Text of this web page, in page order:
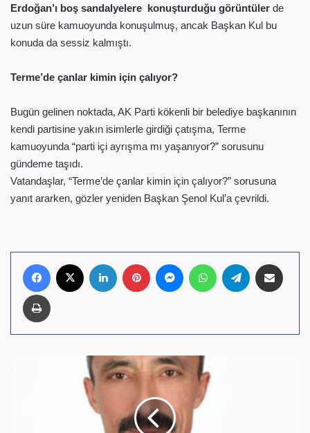
Erdoğan’ı boş sandalyelere konuşturduğu görüntüler de
uzun süre kamuoyunda konuşulmuş, ancak Başkan Kul bu
konuda da sessiz kalmıştı.
Terme’de çanlar kimin için çalıyor?
Bugün gelinen noktada, AK Parti kökenli bir belediye başkanının
kendi partisine yakın isimlerle girdiği çatışma, Terme
kamuoyunda “parti içi ayrışma mı yaşanıyor?” sorusunu
gündeme taşıdı.
Vatandaşlar, “Terme’de çanlar kimin için çalıyor?” sorusuna
yanıt ararken, gözler yeniden Başkan Şenol Kul’a çevrildi.
Facebook LinkedIn PinterestMessengerWhatsAppTelegram
Yazdır